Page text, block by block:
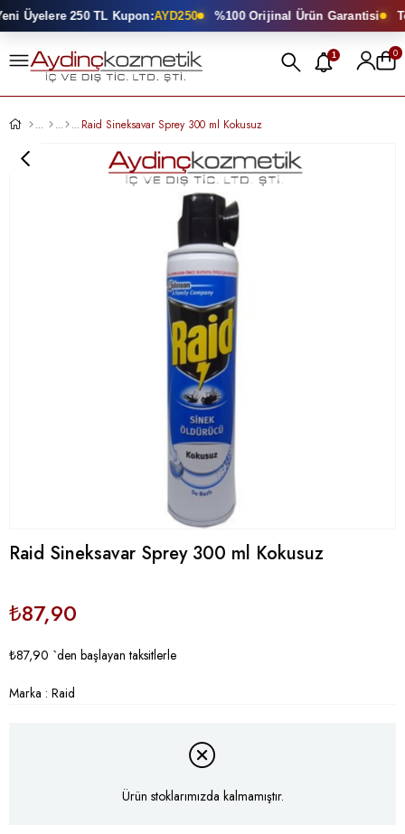
Üyelere 250 TL Kupon:AYD250 %100 Orijinal Ürün Garantisi
1 0
Raid Sineksavar Sprey 300 ml Kokusuz
Raid Sineksavar Sprey 300 ml Kokusuz
₺87,90
₺87,90 `den başlayan taksitlerle
Marka : Raid
Ürün stoklarımızda kalmamıştır.